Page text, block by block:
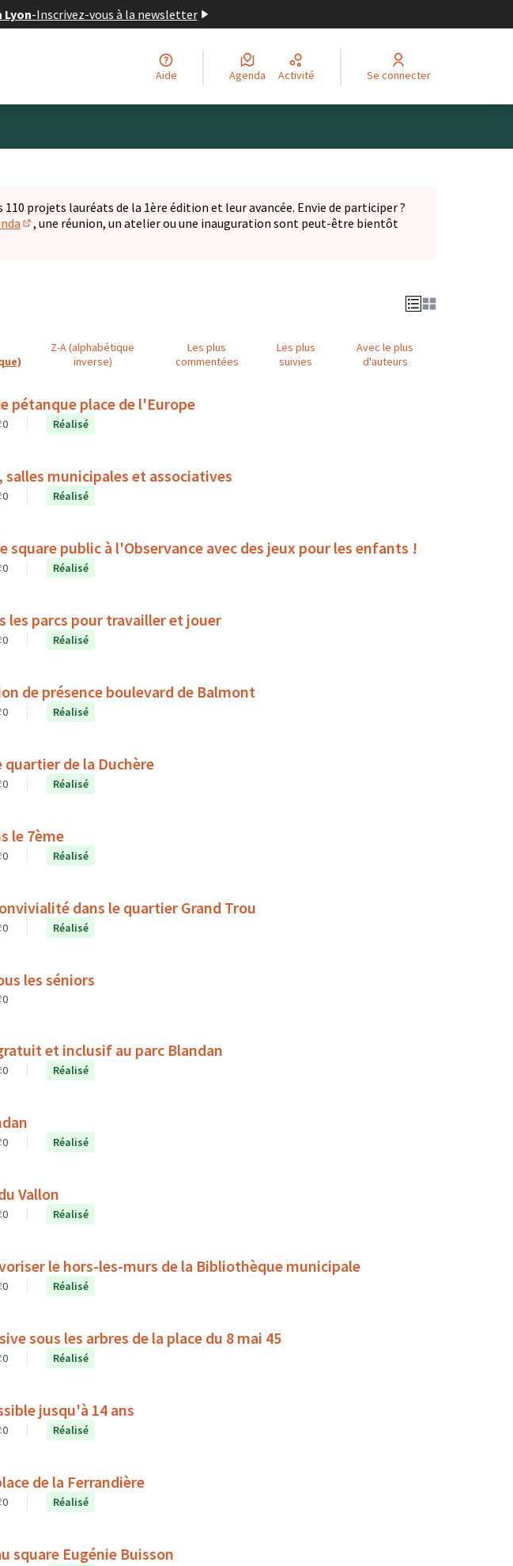
-Inscrivez-vous à la newsletter
Aide Agenda Activité Se connecter
projets lauréats de la 1ère édition et leur avancée. Envie de participer ?
(S'ouvre dans un nouvel onglet)
, une réunion, un atelier ou une inauguration sont peut-être bientôt
Z-A (alphabétique
inverse)
Les plus
commentées
Les plus
suivies
Avec le plus
d'auteurs
pétanque place de l'Europe
0 Réalisé
salles municipales et associatives
0 Réalisé
square public à l'Observance avec des jeux pour les enfants !
0 Réalisé
les parcs pour travailler et jouer
0 Réalisé
de présence boulevard de Balmont
0 Réalisé
quartier de la Duchère
0 Réalisé
le 7ème
0 Réalisé
dans le quartier Grand Trou
0 Réalisé
les séniors
0
et inclusif au parc Blandan
0 Réalisé
0 Réalisé
Vallon
0 Réalisé
le hors-les-murs de la Bibliothèque municipale
0 Réalisé
sous les arbres de la place du 8 mai 45
0 Réalisé
jusqu'à 14 ans
0 Réalisé
de la Ferrandière
0 Réalisé
square Eugénie Buisson